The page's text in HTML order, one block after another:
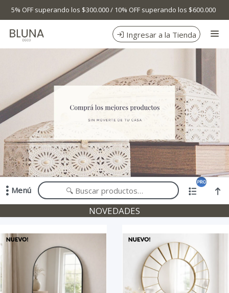
5% OFF superando los $300.000 / 10% OFF superando los $600.000
Ingresar a la Tienda
TIENDA MINORISTA
CONTACTO
Menú
Comprá online productos de en BLUNA DECO
NOVEDADES